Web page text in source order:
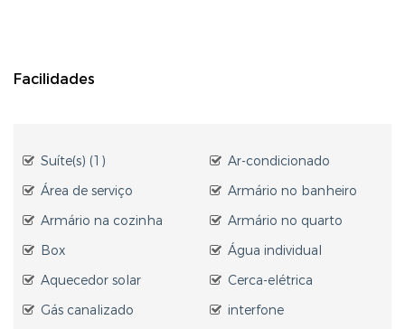
Facilidades
Suíte(s) (1)
Ar-condicionado
Área de serviço
Armário no banheiro
Armário na cozinha
Armário no quarto
Box
Água individual
Aquecedor solar
Cerca-elétrica
Gás canalizado
interfone